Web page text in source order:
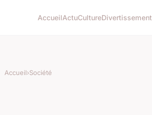
AccueilActuCultureDivertissement
Accueil›Société